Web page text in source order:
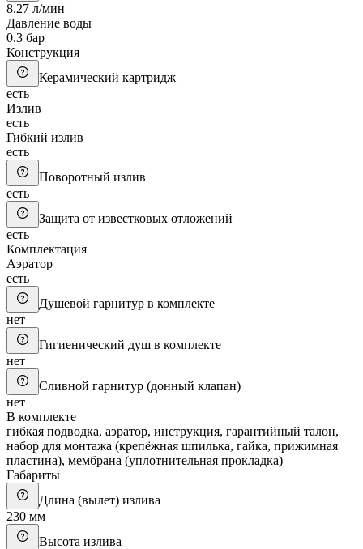
8.27 л/мин
Давление воды
0.3 бар
Конструкция
Керамический картридж
есть
Излив
есть
Гибкий излив
есть
Поворотный излив
есть
Защита от известковых отложений
есть
Комплектация
Аэратор
есть
Душевой гарнитур в комплекте
нет
Гигиенический душ в комплекте
нет
Сливной гарнитур (донный клапан)
нет
В комплекте
гибкая подводка, аэратор, инструкция, гарантийный талон,
набор для монтажа (крепёжная шпилька, гайка, прижимная
пластина), мембрана (уплотнительная прокладка)
Габариты
Длина (вылет) излива
230 мм
Высота излива